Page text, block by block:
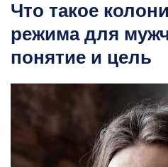
Что такое
режима для
понятие и цель